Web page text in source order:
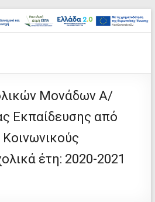
Μονάδων Α/
Εκπαίδευσης από
έτη: 2020-2021